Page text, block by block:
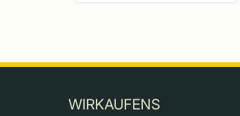
WIRKAUFENS